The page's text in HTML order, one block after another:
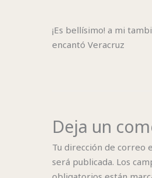
¡Es bellísimo! a mi
encantó Veracruz
Deja un
Tu dirección de correo
será publicada. Los